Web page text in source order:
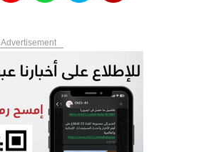
Advertisement